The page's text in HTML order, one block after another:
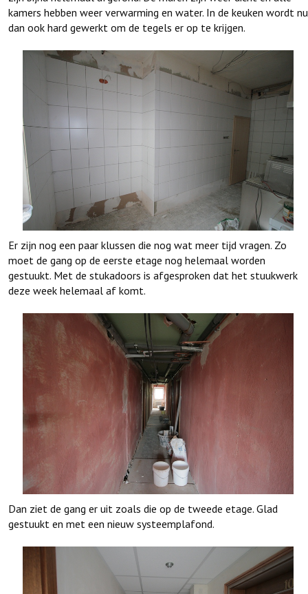
kamers hebben weer verwarming en water. In de keuken wordt nu
dan ook hard gewerkt om de tegels er op te krijgen.
Er zijn nog een paar klussen die nog wat meer tijd vragen. Zo
moet de gang op de eerste etage nog helemaal worden
gestuukt. Met de stukadoors is afgesproken dat het stuukwerk
deze week helemaal af komt.
Dan ziet de gang er uit zoals die op de tweede etage. Glad
gestuukt en met een nieuw systeemplafond.